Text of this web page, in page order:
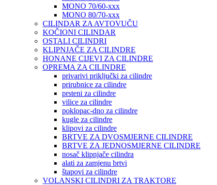
MONO 70/60-xxx
MONO 80/70-xxx
CILINDAR ZA AVTOVUČU
KOČIONI CILINDAR
OSTALI CILINDRI
KLIPNJAČE ZA CILINDRE
HONANE CIJEVI ZA CILINDRE
OPREMA ZA CILINDRE
privarivi priključki za cilindre
prirubnice za cilindre
prsteni za cilindre
vilice za cilindre
poklopac-dno za cilindre
kugle za cilindre
klipovi za cilindre
BRTVE ZA DVOSMJERNE CILINDRE
BRTVE ZA JEDNOSMJERNE CILINDRE
nosač klipnjače cilindra
alati za zamjenu brtvi
štapovi za cilindre
VOLANSKI CILINDRI ZA TRAKTORE